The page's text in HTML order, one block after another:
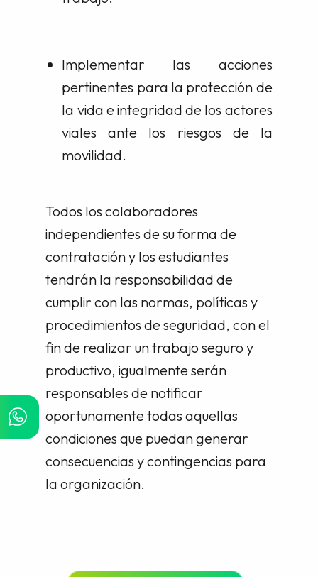
Implementar las acciones
pertinentes para la protección de
la vida e integridad de los actores
viales ante los riesgos de la
movilidad.
Todos los colaboradores
independientes de su forma de
contratación y los estudiantes
tendrán la responsabilidad de
cumplir con las normas, políticas y
procedimientos de seguridad, con el
fin de realizar un trabajo seguro y
productivo, igualmente serán
responsables de notificar
oportunamente todas aquellas
condiciones que puedan generar
consecuencias y contingencias para
la organización.